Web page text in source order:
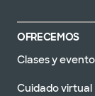
OFRECEMOS
Clases y
Cuidado virtual